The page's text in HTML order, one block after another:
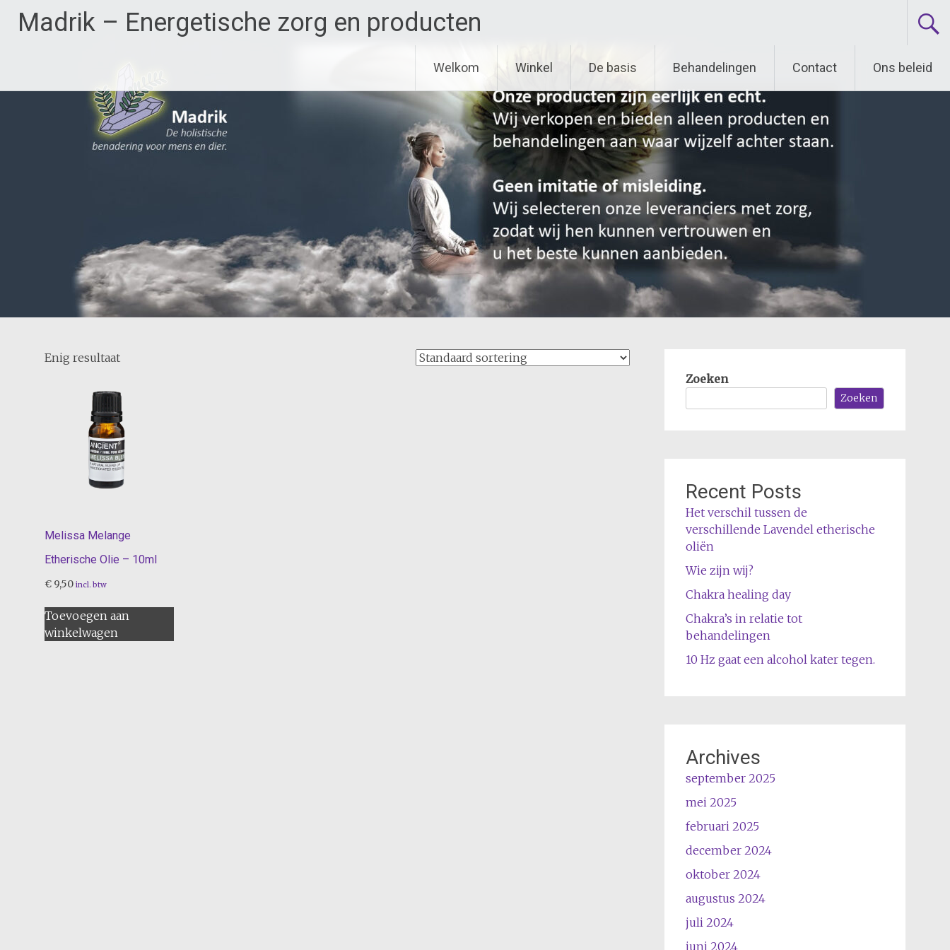
Madrik – Energetische zorg en producten
Welkom Winkel De basis Behandelingen Contact Ons beleid
Enig resultaat
Melissa Melange
Etherische Olie – 10ml
€ 9,50 incl. btw
Toevoegen aan
winkelwagen
Zoeken
Zoeken
Recent Posts
Het verschil tussen de
verschillende Lavendel etherische
oliën
Wie zijn wij?
Chakra healing day
Chakra’s in relatie tot
behandelingen
10 Hz gaat een alcohol kater tegen.
Archives
september 2025
mei 2025
februari 2025
december 2024
oktober 2024
augustus 2024
juli 2024
juni 2024